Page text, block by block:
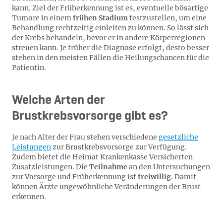
kann. Ziel der Früherkennung ist es, eventuelle bösartige
Tumore in einemfrühen Stadiumfestzustellen, um eine
Behandlung rechtzeitig einleiten zu können. So lässt sich
der Krebs behandeln, bevor er in andere Körperregionen
streuen kann. Je früher die Diagnose erfolgt, desto besser
stehen in den meisten Fällen die Heilungschancen für die
Patientin.
Welche Arten der
Brustkrebsvorsorge gibt es?
Je nach Alter der Frau stehen verschiedene gesetzliche
Leistungenzur Brustkrebsvorsorge zur Verfügung.
Zudem bietet die Heimat Krankenkasse Versicherten
Zusatzleistungen. Die Teilnahmean den Untersuchungen
zur Vorsorge und Früherkennung istfreiwillig. Damit
können Ärzte ungewöhnliche Veränderungen der Brust
erkennen.